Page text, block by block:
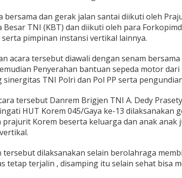
5
/
G
a
u
d
a
y
a
bersama dan gerak jalan santai diikuti oleh
Besar TNI (KBT) dan diikuti oleh para
pimpinan instansi vertikal lainnya.
acara tersebut diawali dengan senam
Penyerahan bantuan sepeda motor
sinergitas TNI Polri dan Pol PP serta
tersebut Danrem Brigjen TNI A. Dedy
HUT Korem 045/Gaya ke-13 dilaksanakan
prajurit Korem beserta keluarga dan anak anak
tersebut dilaksanakan selain berolahraga
tetap terjalin , disamping itu selain sehat bisa